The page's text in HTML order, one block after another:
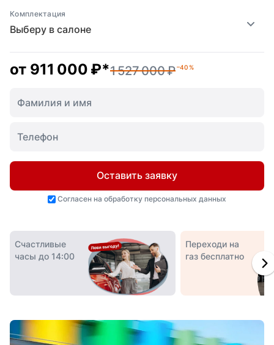
Выберу в салоне
Комплектация
от 911 000 ₽*1 527 000 ₽–40 %
Оставить заявку
Согласен на обработку персональных данных
Счастливые
часы до 14:00
Переходи на
газ бесплатно